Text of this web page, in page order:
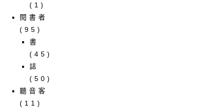
(1)
閱書者
(95)
書
(45)
誌
(50)
聽音客
(11)